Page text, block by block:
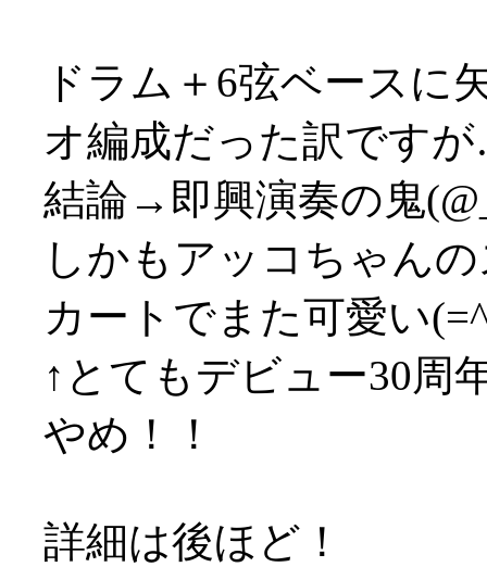
ドラム＋6弦ベースに
オ編成だった訳です
結論→即興演奏の鬼
しかもアッコちゃん
カートでまた可愛い
↑とてもデビュー30
やめ！！
詳細は後ほど！